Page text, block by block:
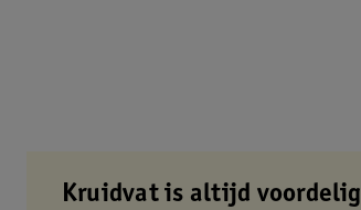
Kruidvat is altijd voordelig